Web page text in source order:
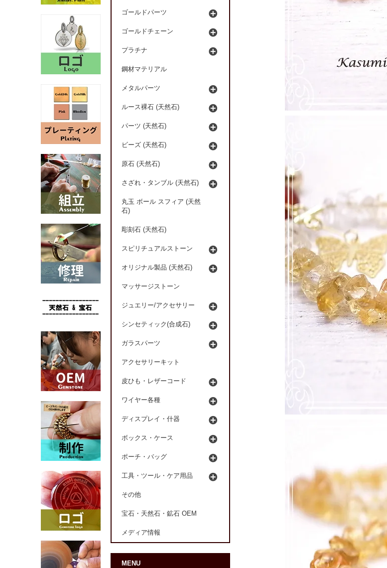
ゴールドパーツ
ゴールドチェーン
プラチナ
鋼材マテリアル
メタルパーツ
ルース裸石 (天然石)
パーツ (天然石)
ビーズ (天然石)
原石 (天然石)
さざれ・タンブル (天然石)
丸玉 ボール スフィア (天然
石)
彫刻石 (天然石)
スピリチュアルストーン
オリジナル製品 (天然石)
マッサージストーン
ジュエリー/アクセサリー
シンセティック(合成石)
ガラスパーツ
アクセサリーキット
皮ひも・レザーコード
ワイヤー各種
ディスプレイ・什器
ボックス・ケース
ポーチ・バッグ
工具・ツール・ケア用品
その他
宝石・天然石・鉱石 OEM
メディア情報
MENU